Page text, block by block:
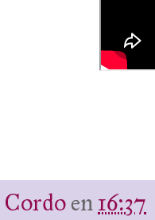
Cordoen16:37